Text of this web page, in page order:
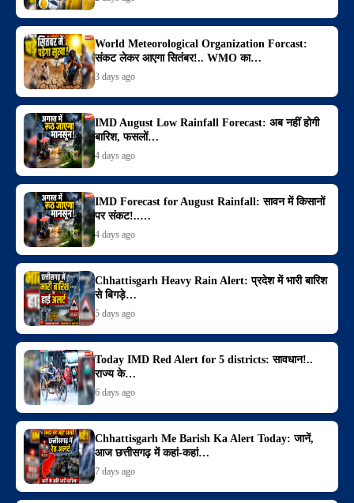
World Meteorological Organization Forcast:
संकट लेकर आएगा सितंबर!.. WMO का…
3 days ago
IMD August Low Rainfall Forecast: अब नहीं होगी
बारिश, फसलों…
4 days ago
IMD Forecast for August Rainfall: सावन में किसानों
पर संकट!..…
4 days ago
Chhattisgarh Heavy Rain Alert: प्रदेश में भारी बारिश
से बिगड़े…
5 days ago
Today IMD Red Alert for 5 districts: सावधान!..
राज्य के…
6 days ago
Chhattisgarh Me Barish Ka Alert Today: जानें,
आज छत्तीसगढ़ में कहां-कहां…
7 days ago